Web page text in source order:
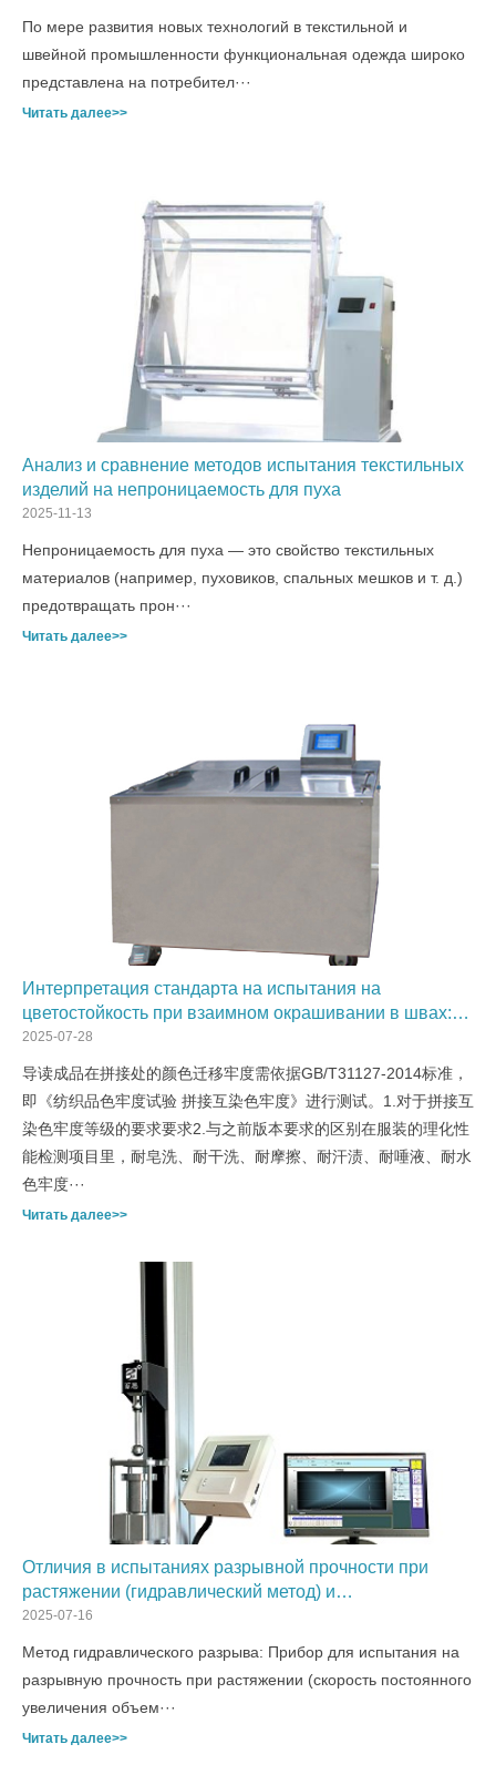
По мере развития новых технологий в текстильной и
швейной промышленности функциональная одежда широко
представлена на потребител···
Читать далее>>
Анализ и сравнение методов испытания текстильных
изделий на непроницаемость для пуха
2025-11-13
Непроницаемость для пуха — это свойство текстильных
материалов (например, пуховиков, спальных мешков и т. д.)
предотвращать прон···
Читать далее>>
Интерпретация стандарта на испытания на
цветостойкость при взаимном окрашивании в швах:
GB/T 31127
2025-07-28
导读成品在拼接处的颜色迁移牢度需依据GB/T31127-2014标准，
即《纺织品色牢度试验 拼接互染色牢度》进行测试。1.对于拼接互
染色牢度等级的要求要求2.与之前版本要求的区别在服装的理化性
能检测项目里，耐皂洗、耐干洗、耐摩擦、耐汗渍、耐唾液、耐水
色牢度···
Читать далее>>
Отличия в испытаниях разрывной прочности при
растяжении (гидравлический метод) и
продавливающей прочности текстильных материалов
2025-07-16
Метод гидравлического разрыва: Прибор для испытания на
разрывную прочность при растяжении (скорость постоянного
увеличения объем···
Читать далее>>